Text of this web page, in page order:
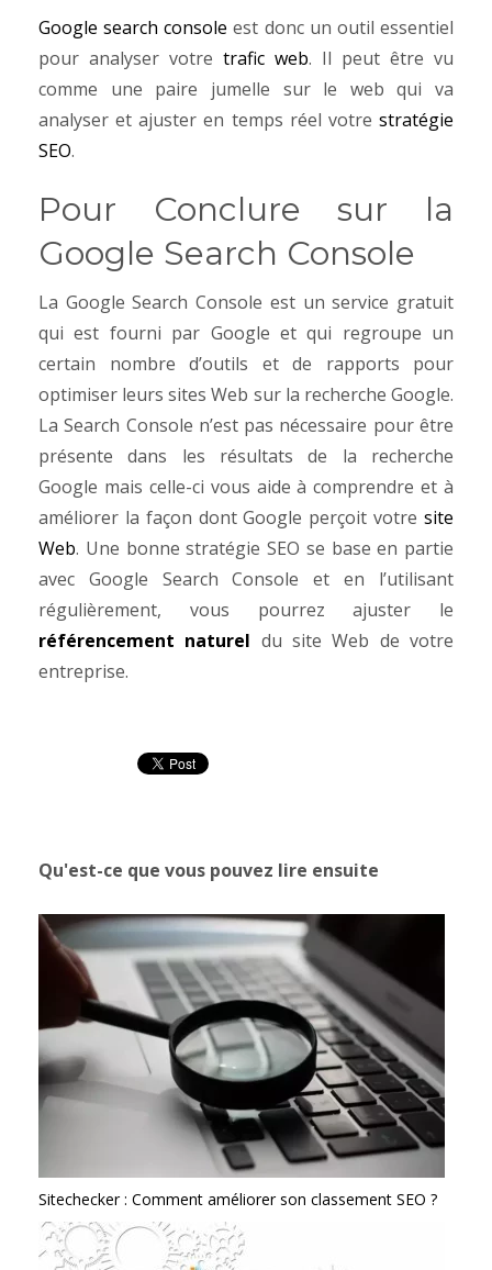
Google search console est donc un outil essentiel
pour analyser votre trafic web. Il peut être vu
comme une paire jumelle sur le web qui va
analyser et ajuster en temps réel votre stratégie
SEO.
Pour Conclure sur la
Google Search Console
La Google Search Console est un service gratuit
qui est fourni par Google et qui regroupe un
certain nombre d’outils et de rapports pour
optimiser leurs sites Web sur la recherche Google.
La Search Console n’est pas nécessaire pour être
présente dans les résultats de la recherche
Google mais celle-ci vous aide à comprendre et à
améliorer la façon dont Google perçoit votre site
Web. Une bonne stratégie SEO se base en partie
avec Google Search Console et en l’utilisant
régulièrement, vous pourrez ajuster le
référencement naturel du site Web de votre
entreprise.
Qu'est-ce que vous pouvez lire ensuite
Sitechecker : Comment améliorer son classement SEO ?